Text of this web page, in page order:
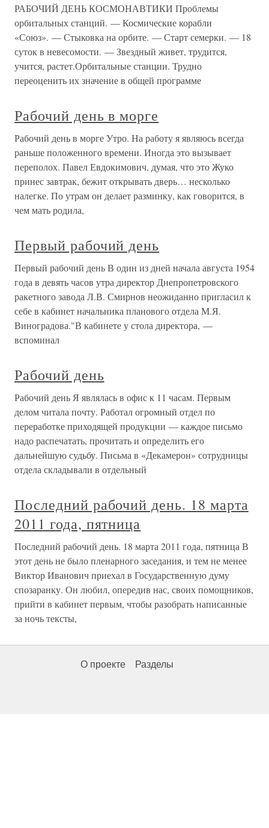
РАБОЧИЙ ДЕНЬ КОСМОНАВТИКИ Проблемы
орбитальных станций. — Космические корабли
«Союз». — Стыковка на орбите. — Старт семерки. — 18
суток в невесомости. — Звездный живет, трудится,
учится, растет.Орбитальные станции. Трудно
переоценить их значение в общей программе
Рабочий день в морге
Рабочий день в морге Утро. На работу я являюсь всегда
раньше положенного времени. Иногда это вызывает
переполох. Павел Евдокимович, думая, что это Жуко
принес завтрак, бежит открывать дверь… несколько
налегке. По утрам он делает разминку, как говорится, в
чем мать родила,
Первый рабочий день
Первый рабочий день В один из дней начала августа 1954
года в девять часов утра директор Днепропетровского
ракетного завода Л.В. Смирнов неожиданно пригласил к
себе в кабинет начальника планового отдела М.Я.
Виноградова."В кабинете у стола директора, —
вспоминал
Рабочий день
Рабочий день Я являлась в офис к 11 часам. Первым
делом читала почту. Работал огромный отдел по
переработке приходящей продукции — каждое письмо
надо распечатать, прочитать и определить его
дальнейшую судьбу. Письма в «Декамерон» сотрудницы
отдела складывали в отдельный
Последний рабочий день. 18 марта
2011 года, пятница
Последний рабочий день. 18 марта 2011 года, пятница В
этот день не было пленарного заседания, и тем не менее
Виктор Иванович приехал в Государственную думу
спозаранку. Он любил, опередив нас, своих помощников,
прийти в кабинет первым, чтобы разобрать написанные
за ночь тексты,
О проекте Разделы